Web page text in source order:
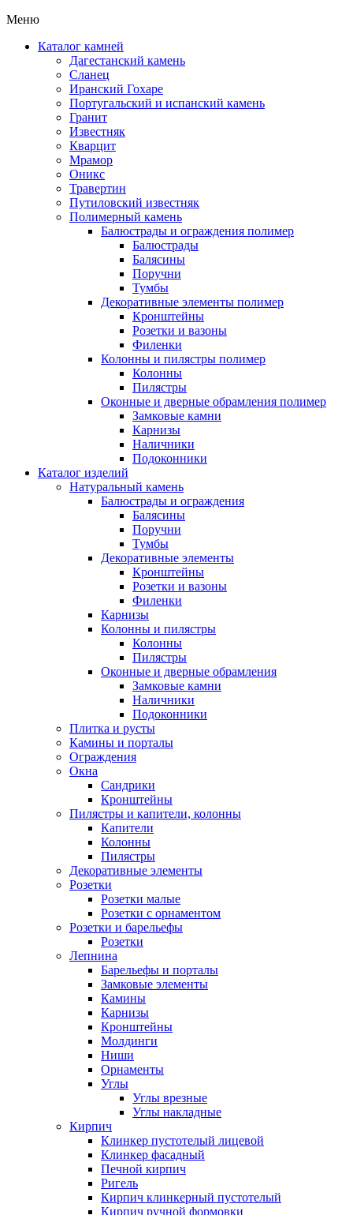
Меню
Каталог камней
Дагестанский камень
Сланец
Иранский Гохаре
Португальский и испанский камень
Гранит
Известняк
Кварцит
Мрамор
Оникс
Травертин
Путиловский известняк
Полимерный камень
Балюстрады и ограждения полимер
Балюстрады
Балясины
Поручни
Тумбы
Декоративные элементы полимер
Кронштейны
Розетки и вазоны
Филенки
Колонны и пилястры полимер
Колонны
Пилястры
Оконные и дверные обрамления полимер
Замковые камни
Карнизы
Наличники
Подоконники
Каталог изделий
Натуральный камень
Балюстрады и ограждения
Балясины
Поручни
Тумбы
Декоративные элементы
Кронштейны
Розетки и вазоны
Филенки
Карнизы
Колонны и пилястры
Колонны
Пилястры
Оконные и дверные обрамления
Замковые камни
Наличники
Подоконники
Плитка и русты
Камины и порталы
Ограждения
Окна
Сандрики
Кронштейны
Пилястры и капители, колонны
Капители
Колонны
Пилястры
Декоративные элементы
Розетки
Розетки малые
Розетки с орнаментом
Розетки и барельефы
Розетки
Лепнина
Барельефы и порталы
Замковые элементы
Камины
Карнизы
Кронштейны
Молдинги
Ниши
Орнаменты
Углы
Углы врезные
Углы накладные
Кирпич
Клинкер пустотелый лицевой
Клинкер фасадный
Печной кирпич
Ригель
Кирпич клинкерный пустотелый
Кирпич ручной формовки